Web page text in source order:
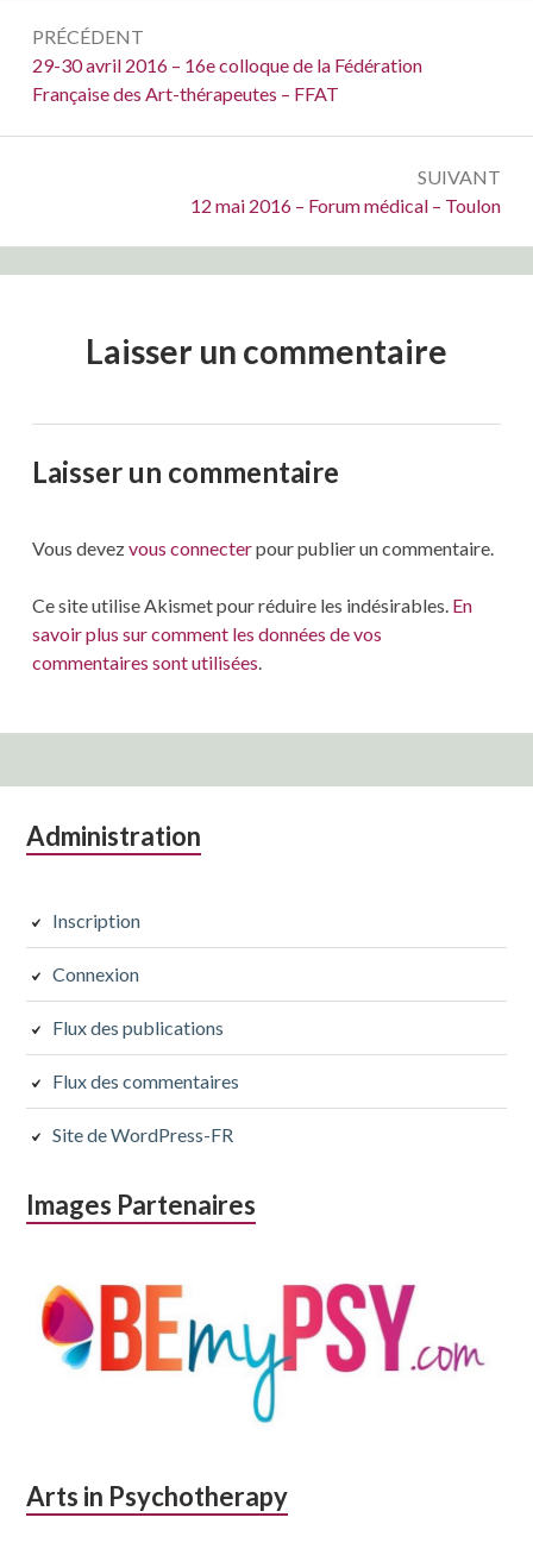
Navigation
de
l’article
PRÉCÉDENT
Précédent :
29-30 avril 2016 – 16e colloque de la Fédération
Française des Art-thérapeutes – FFAT
SUIVANT
Suivant :
12 mai 2016 – Forum médical – Toulon
Laisser un commentaire
Laisser un commentaire
Vous devezvous connecterpour publier un commentaire.
Ce site utilise Akismet pour réduire les indésirables. En
savoir plus sur comment les données de vos
commentaires sont utilisées.
Colonne
subsidiaire
Administration
Inscription
Connexion
Flux des publications
Flux des commentaires
Site de WordPress-FR
Images Partenaires
Arts in Psychotherapy